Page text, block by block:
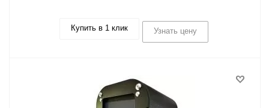
Купить в 1 клик Узнать цену